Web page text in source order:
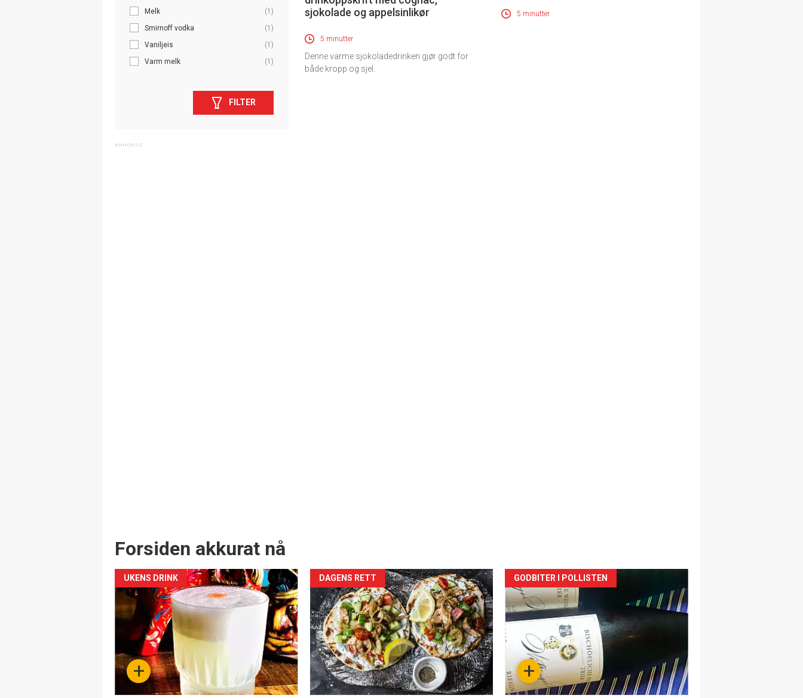
Melk
(1)
Smirnoff vodka
(1)
Vaniljeis
(1)
Varm melk
(1)
FILTER
sjokolade og appelsinlikør
5 minutter
Denne varme sjokoladedrinken gjør godt for
både kropp og sjel.
5 minutter
Forsiden akkurat nå
+
UKENS DRINK
Forsiden
akkurat
nå
-
2
DAGENS RETT
Forsiden
akkurat
nå
3 +
GODBITER I POLLISTEN